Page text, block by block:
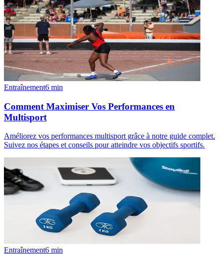
Entraînement6 min
Comment Maximiser Vos Performances en
Multisport
Améliorez vos performances multisport grâce à notre guide complet.
Suivez nos étapes et conseils pour atteindre vos objectifs sportifs.
Entraînement6 min